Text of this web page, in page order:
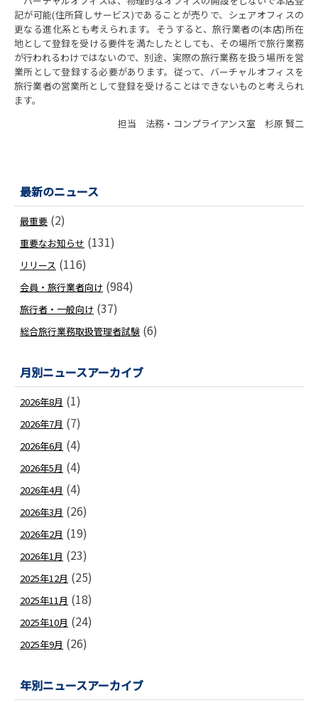
記が可能(住所貸しサービス)であることが売りで、シェアオフィスの
更なる進化系とも考えられます。そうすると、旅行業者の(本店)所在
地として登録を受ける要件を満たしたとしても、その場所で旅行業務
が行われるわけではないので、別途、実際の旅行業務を扱う場所を営
業所として登録する必要があります。従って、バーチャルオフィスを
旅行業者の営業所として登録を受けることはできないものと考えられ
ます。
担当 法務・コンプライアンス室 杉原 賢二
最新のニュース
最重要 (2)
重要なお知らせ (131)
リリース (116)
会員・旅行業者向け (984)
旅行者・一般向け (37)
総合旅行業務取扱管理者試験 (6)
月別ニュースアーカイブ
2026年8月 (1)
2026年7月 (7)
2026年6月 (4)
2026年5月 (4)
2026年4月 (4)
2026年3月 (26)
2026年2月 (19)
2026年1月 (23)
2025年12月 (25)
2025年11月 (18)
2025年10月 (24)
2025年9月 (26)
年別ニュースアーカイブ